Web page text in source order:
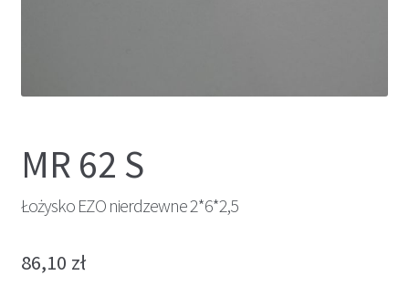
MR 62 S
Łożysko EZO nierdzewne 2*6*2,5
86,10 zł